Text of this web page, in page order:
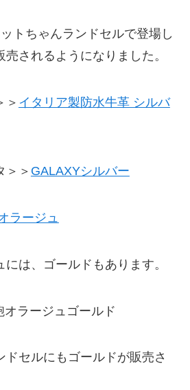
トちゃんランドセルで登場し
されるようになりました。
＞ イタリア製防水牛革 シルバ
＞＞ GALAXYシルバー
ラージュ
は、ゴールドもあります。
ドセルにもゴールドが販売さ